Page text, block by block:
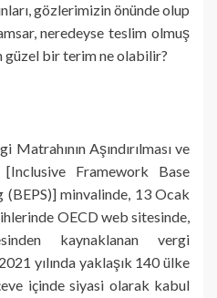
gözlerimizin önünde olup
neredeyse teslim olmuş
güzel bir terim ne olabilir?
Matrahının Aşındırılması ve
Framework Base
minvalinde, 13 Ocak
OECD web sitesinde,
kaynaklanan vergi
yılında yaklaşık 140 ülke
içinde siyasi olarak kabul